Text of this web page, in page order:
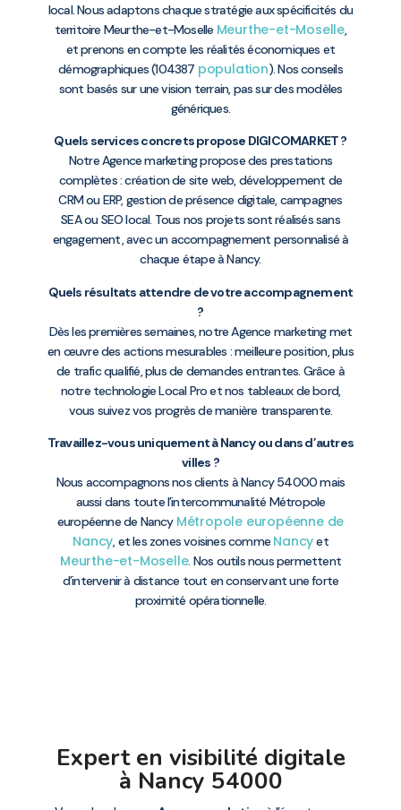
local. Nous adaptons chaque stratégie aux spécificités du
territoire Meurthe-et-Moselle Meurthe-et-Moselle,
et prenons en compte les réalités économiques et
démographiques (104387 population). Nos conseils
sont basés sur une vision terrain, pas sur des modèles
génériques.
Quels services concrets propose DIGICOMARKET ?
Notre Agence marketing propose des prestations
complètes : création de site web, développement de
CRM ou ERP, gestion de présence digitale, campagnes
SEA ou SEO local. Tous nos projets sont réalisés sans
engagement, avec un accompagnement personnalisé à
chaque étape à Nancy.
Quels résultats attendre de votre accompagnement
?
Dès les premières semaines, notre Agence marketing met
en œuvre des actions mesurables : meilleure position, plus
de trafic qualifié, plus de demandes entrantes. Grâce à
notre technologie Local Pro et nos tableaux de bord,
vous suivez vos progrès de manière transparente.
Travaillez-vous uniquement à Nancy ou dans d’autres
villes ?
Nous accompagnons nos clients à Nancy 54000 mais
aussi dans toute l’intercommunalité Métropole
européenne de Nancy Métropole européenne de
Nancy, et les zones voisines comme Nancyet
Meurthe-et-Moselle. Nos outils nous permettent
d’intervenir à distance tout en conservant une forte
proximité opérationnelle.
Expert en visibilité digitale
à Nancy 54000